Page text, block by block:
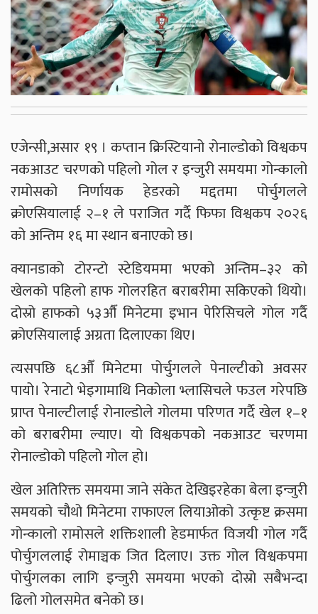
एजेन्सी,असार १९ । कप्तान क्रिस्टियानो रोनाल्डोको विश्वकप
नकआउट चरणको पहिलो गोल र इन्जुरी समयमा गोन्कालो
रामोसको निर्णायक हेडरको मद्दतमा पोर्चुगलले
क्रोएसियालाई २–१ ले पराजित गर्दै फिफा विश्वकप २०२६
को अन्तिम १६ मा स्थान बनाएको छ।
क्यानडाको टोरन्टो स्टेडियममा भएको अन्तिम–३२ को
खेलको पहिलो हाफ गोलरहित बराबरीमा सकिएको थियो।
दोस्रो हाफको ५३औँ मिनेटमा इभान पेरिसिचले गोल गर्दै
क्रोएसियालाई अग्रता दिलाएका थिए।
त्यसपछि ६८औँ मिनेटमा पोर्चुगलले पेनाल्टीको अवसर
पायो। रेनाटो भेइगामाथि निकोला भ्लासिचले फउल गरेपछि
प्राप्त पेनाल्टीलाई रोनाल्डोले गोलमा परिणत गर्दै खेल १–१
को बराबरीमा ल्याए। यो विश्वकपको नकआउट चरणमा
रोनाल्डोको पहिलो गोल हो।
खेल अतिरिक्त समयमा जाने संकेत देखिइरहेका बेला इन्जुरी
समयको चौथो मिनेटमा राफाएल लियाओको उत्कृष्ट क्रसमा
गोन्कालो रामोसले शक्तिशाली हेडमार्फत विजयी गोल गर्दै
पोर्चुगललाई रोमाञ्चक जित दिलाए। उक्त गोल विश्वकपमा
पोर्चुगलका लागि इन्जुरी समयमा भएको दोस्रो सबैभन्दा
ढिलो गोलसमेत बनेको छ।